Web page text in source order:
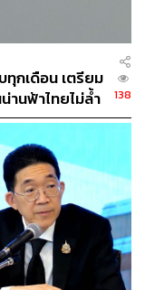
กเดือน เตรียม
านฟ้าไทยไม่ล้ำ
138